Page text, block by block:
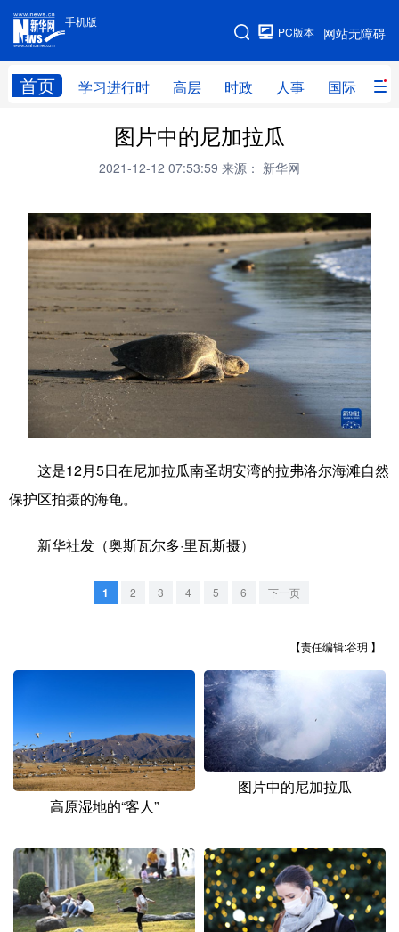
手机版
网站无障碍
PC版本
首页 学习进行时 高层 时政 人事 国际 财
手机版
网站地图
高层 时政
财经 网评
台湾 思客智库 全球连线 教育
科技 科创 量子 体育
文化 书画 健康 军事
图片 政务
法律 中央文件 金融 汽车
人居 数字经济
学术中国 溯源中国
城市 旅游 能源 会展
彩票
公益 一带一路 亚太网
河北
辽宁 吉林 上海 江苏
浙江 安徽 福建 江西
山东 河南
四川 贵州 云南 西藏
陕西 甘肃 青海 宁夏
图片中的尼加拉瓜
2021-12-12 07:53:59 来源： 新华网
这是12月5日在尼加拉瓜南圣胡安湾的拉弗洛尔海滩自然
保护区拍摄的海龟。
新华社发（奥斯瓦尔多·里瓦斯摄）
1 2 3 4 5 6 下一页
【责任编辑:谷玥 】
高原湿地的“客人”
图片中的尼加拉瓜